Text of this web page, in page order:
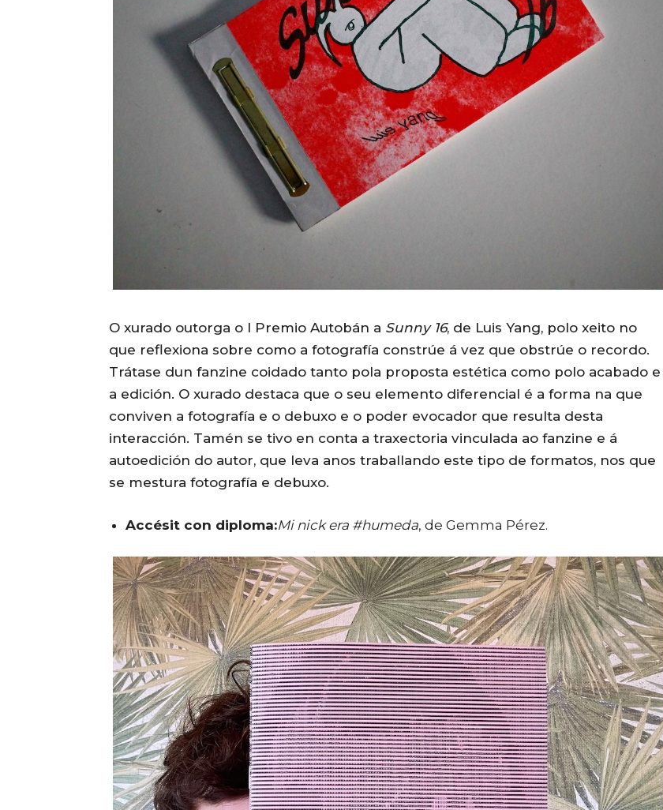
O xurado outorga o I Premio Autobán a Sunny 16, de Luis Yang, polo xeito no
que reflexiona sobre como a fotografía constrúe á vez que obstrúe o recordo.
Trátase dun fanzine coidado tanto pola proposta estética como polo acabado e
a edición. O xurado destaca que o seu elemento diferencial é a forma na que
conviven a fotografía e o debuxo e o poder evocador que resulta desta
interacción. Tamén se tivo en conta a traxectoria vinculada ao fanzine e á
autoedición do autor, que leva anos traballando este tipo de formatos, nos que
se mestura fotografía e debuxo.
Accésit con diploma:Mi nick era #humeda, de Gemma Pérez.